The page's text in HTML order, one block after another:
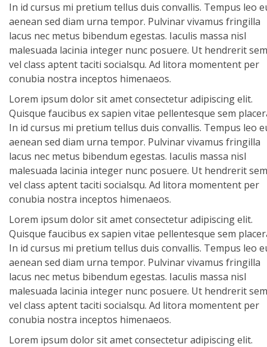
In id cursus mi pretium tellus duis convallis. Tempus leo
aenean sed diam urna tempor. Pulvinar vivamus fringilla
lacus nec metus bibendum egestas. Iaculis massa nisl
malesuada lacinia integer nunc posuere. Ut hendrerit
vel class aptent taciti socialsqu. Ad litora momentent per
conubia nostra inceptos himenaeos.
Lorem ipsum dolor sit amet consectetur adipiscing elit.
Quisque faucibus ex sapien vitae pellentesque sem
In id cursus mi pretium tellus duis convallis. Tempus leo
aenean sed diam urna tempor. Pulvinar vivamus fringilla
lacus nec metus bibendum egestas. Iaculis massa nisl
malesuada lacinia integer nunc posuere. Ut hendrerit
vel class aptent taciti socialsqu. Ad litora momentent per
conubia nostra inceptos himenaeos.
Lorem ipsum dolor sit amet consectetur adipiscing elit.
Quisque faucibus ex sapien vitae pellentesque sem
In id cursus mi pretium tellus duis convallis. Tempus leo
aenean sed diam urna tempor. Pulvinar vivamus fringilla
lacus nec metus bibendum egestas. Iaculis massa nisl
malesuada lacinia integer nunc posuere. Ut hendrerit
vel class aptent taciti socialsqu. Ad litora momentent per
conubia nostra inceptos himenaeos.
Lorem ipsum dolor sit amet consectetur adipiscing elit.